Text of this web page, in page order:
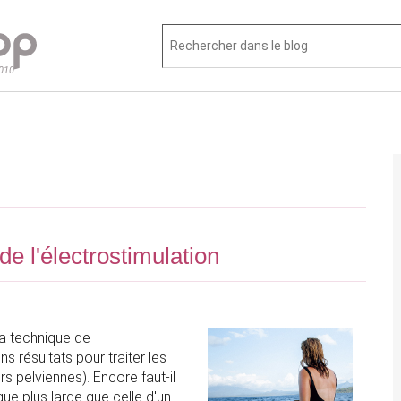
l'électrostimulation
technique de
résultats pour traiter les
pelviennes). Encore faut-il
plus large que celle d'un